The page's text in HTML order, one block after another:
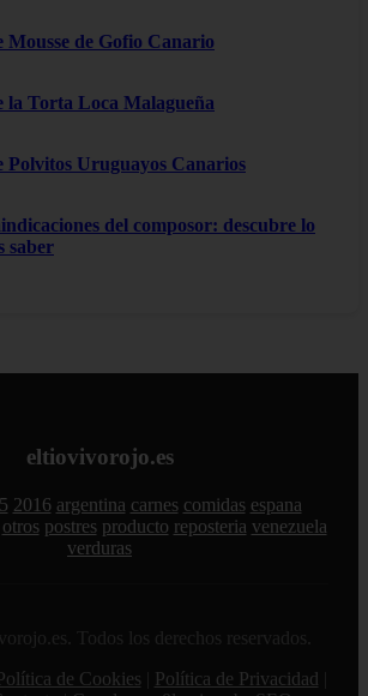
Mousse de Gofio Canario
la Torta Loca Malagueña
Polvitos Uruguayos Canarios
del composor: descubre lo
saber
eltiovivorojo.es
2016 argentina carnes comidas espana
otros postres producto reposteria venezuela
verduras
Todos los derechos reservados.
de Cookies Política de Privacidad